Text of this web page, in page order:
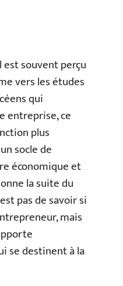
est souvent perçu
vers les études
qui
entreprise, ce
plus
socle de
économique et
la suite du
pas de savoir si
mais
se destinent à la